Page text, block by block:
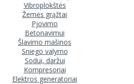
Vibroplokštės
Žemės grąžtai
Pjovimo
Betonavimui
Šlavimo mašinos
Sniego valymo
Sodui, daržui
Kompresoriai
Elektros generatoriai